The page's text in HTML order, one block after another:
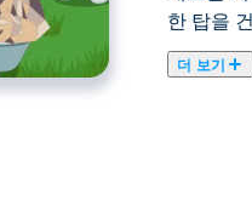
한 탑을
더 보기
의 탑은 세 마리의 부지런
. 돼지 새끼들이 거대한 탑